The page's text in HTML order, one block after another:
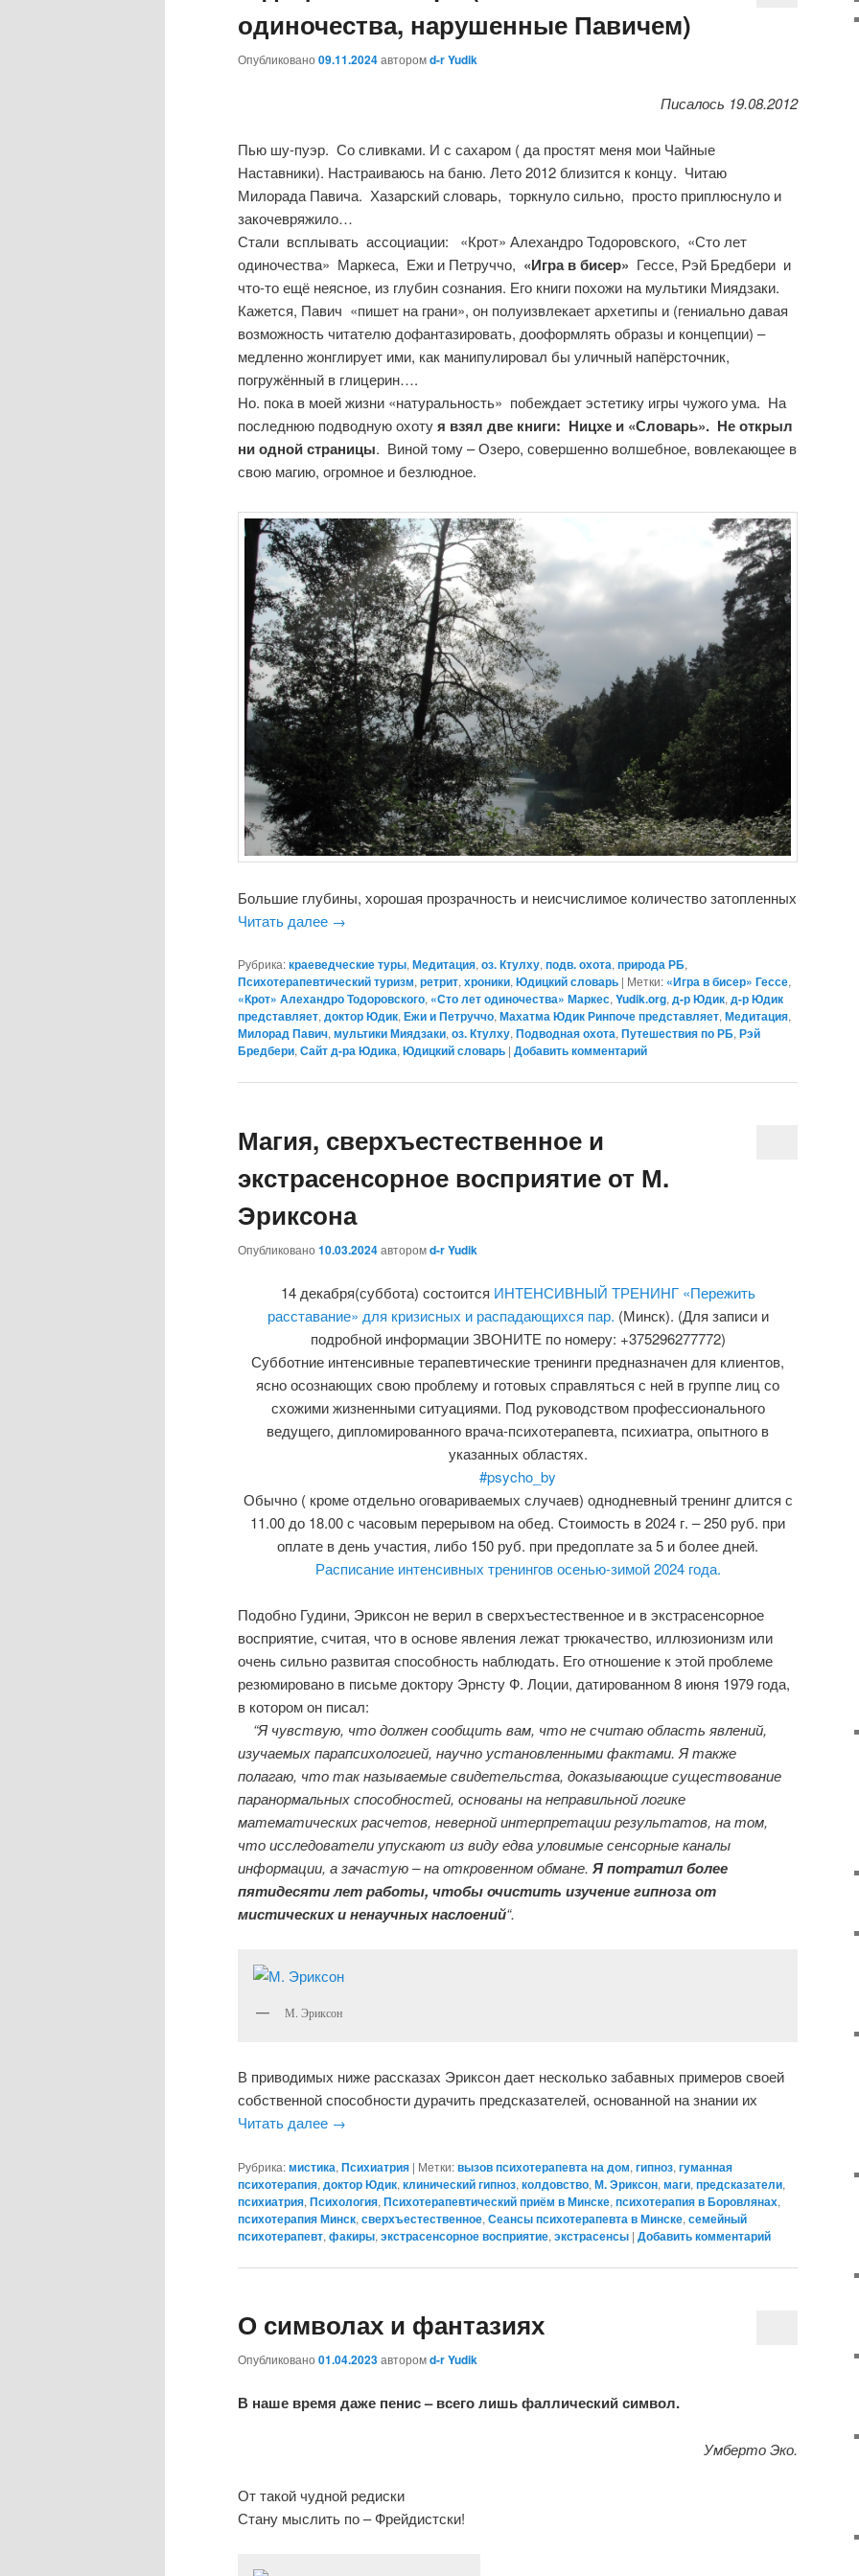
одиночества, нарушенные Павичем)
Опубликовано 09.11.2024авторомd-r Yudik
Писалось 19.08.2012
Пью шу-пуэр. Со сливками. И с сахаром ( да простят меня мои Чайные
Наставники). Настраиваюсь на баню. Лето 2012 близится к концу. Читаю
Милорада Павича. Хазарский словарь, торкнуло сильно, просто приплюснуло и
закочевряжило…
Стали всплывать ассоциации: «Крот» Алехандро Тодоровского, «Сто лет
одиночества» Маркеса, Ежи и Петруччо, «Игра в бисер» Гессе, Рэй Бредбери и
что-то ещё неясное, из глубин сознания. Его книги похожи на мультики Миядзаки.
Кажется, Павич «пишет на грани», он полуизвлекает архетипы и (гениально давая
возможность читателю дофантазировать, дооформлять образы и концепции) –
медленно жонглирует ими, как манипулировал бы уличный напёрсточник,
погружённый в глицерин….
Но. пока в моей жизни «натуральность» побеждает эстетику игры чужого ума. На
последнюю подводную охотуя взял две книги: Ницхе и «Словарь». Не открыл
ни одной страницы. Виной тому – Озеро, совершенно волшебное, вовлекающее в
свою магию, огромное и безлюдное.
Большие глубины, хорошая прозрачность и неисчислимое количество затопленных
Читать далее →
Рубрика:краеведческие туры, Медитация, оз. Ктулху, подв. охота, природа РБ,
Психотерапевтический туризм, ретрит, хроники, Юдицкий словарь | Метки: «Игра в бисер» Гессе,
«Крот» Алехандро Тодоровского, «Сто лет одиночества» Маркес, Yudik.org, д-р Юдик, д-р Юдик
представляет, доктор Юдик, Ежи и Петруччо, Махатма Юдик Ринпоче представляет, Медитация,
Милорад Павич, мультики Миядзаки, оз. Ктулху, Подводная охота, Путешествия по РБ, Рэй
Бредбери, Сайт д-ра Юдика, Юдицкий словарь | Добавить комментарий
Магия, сверхъестественное и
экстрасенсорное восприятие от М.
Эриксона
Опубликовано 10.03.2024авторомd-r Yudik
14 декабря(суббота) состоится ИНТЕНСИВНЫЙ ТРЕНИНГ «Пережить
расставание» для кризисных и распадающихся пар. (Минск). (Для записи и
подробной информации ЗВОНИТЕ по номеру: +375296277772)
Субботние интенсивные терапевтические тренинги предназначен для клиентов,
ясно осознающих свою проблему и готовых справляться с ней в группе лиц со
схожими жизненными ситуациями. Под руководством профессионального
ведущего, дипломированного врача-психотерапевта, психиатра, опытного в
указанных областях.
#psycho_by
Обычно ( кроме отдельно оговариваемых случаев) однодневный тренинг длится с
11.00 до 18.00 с часовым перерывом на обед. Стоимость в 2024 г. – 250 руб. при
оплате в день участия, либо 150 руб. при предоплате за 5 и более дней.
Расписание интенсивных тренингов осенью-зимой 2024 года.
Подобно Гудини, Эриксон не верил в сверхъестественное и в экстрасенсорное
восприятие, считая, что в основе явления лежат трюкачество, иллюзионизм или
очень сильно развитая способность наблюдать. Его отношение к этой проблеме
резюмировано в письме доктору Эрнсту Ф. Лоции, датированном 8 июня 1979 года,
в котором он писал:
“Я чувствую, что должен сообщить вам, что не считаю область явлений,
изучаемых парапсихологией, научно установленными фактами. Я также
полагаю, что так называемые свидетельства, доказывающие существование
паранормальных способностей, основаны на неправильной логике
математических расчетов, неверной интерпретации результатов, на том,
что исследователи упускают из виду едва уловимые сенсорные каналы
информации, а зачастую – на откровенном обмане. Я потратил более
пятидесяти лет работы, чтобы очистить изучение гипноза от
мистических и ненаучных наслоений“.
М. Эриксон
В приводимых ниже рассказах Эриксон дает несколько забавных примеров своей
собственной способности дурачить предсказателей, основанной на знании их
Читать далее →
Рубрика:мистика, Психиатрия | Метки:вызов психотерапевта на дом, гипноз, гуманная
психотерапия, доктор Юдик, клинический гипноз, колдовство, М. Эриксон, маги, предсказатели,
психиатрия, Психология, Психотерапевтический приём в Минске, психотерапия в Боровлянах,
психотерапия Минск, сверхъестественное, Сеансы психотерапевта в Минске, семейный
психотерапевт, факиры, экстрасенсорное восприятие, экстрасенсы | Добавить комментарий
О символах и фантазиях
Опубликовано 01.04.2023авторомd-r Yudik
В наше время даже пенис – всего лишь фаллический символ.
Умберто Эко.
От такой чудной редиски
Стану мыслить по – Фрейдистски!